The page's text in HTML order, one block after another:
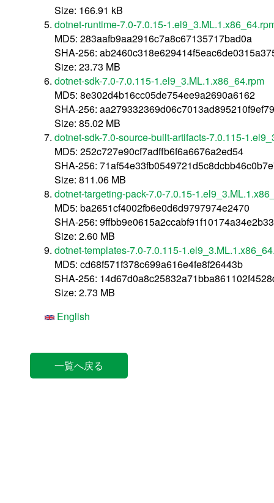
Size: 166.91 kB
dotnet-runtime-7.0-7.0.15-
MD5: 283aafb9aa2916c7a8c67135717bad0a
SHA-256:
Size: 23.73 MB
dotnet-sdk-7.0-7.0.115-1.el9_3.ML.1.x86_64.rpm
MD5: 8e302d4b16cc05de754ee9a2690a6162
SHA-256:
Size: 85.02 MB
dotnet-sdk-7.0-source-built-artifacts-7.0.115-
MD5: 252c727e90cf7adffb6f6a6676a2ed54
SHA-256:
Size: 811.06 MB
dotnet-targeting-pack-7.0-7.0.15-
MD5: ba2651cf4002fb6e0d6d9797974e2470
SHA-256:
Size: 2.60 MB
dotnet-templates-7.0-7.0.115-
MD5: cd68f571f378c699a616e4fe8f26443b
SHA-256:
Size: 2.73 MB
English
一覧へ戻る